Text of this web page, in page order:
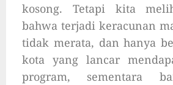
kosong. Tetapi kita
bahwa terjadi keracunan
tidak merata, dan hanya
kota yang lancar
program, sementara